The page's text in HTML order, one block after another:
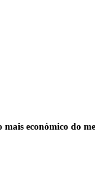
económico do